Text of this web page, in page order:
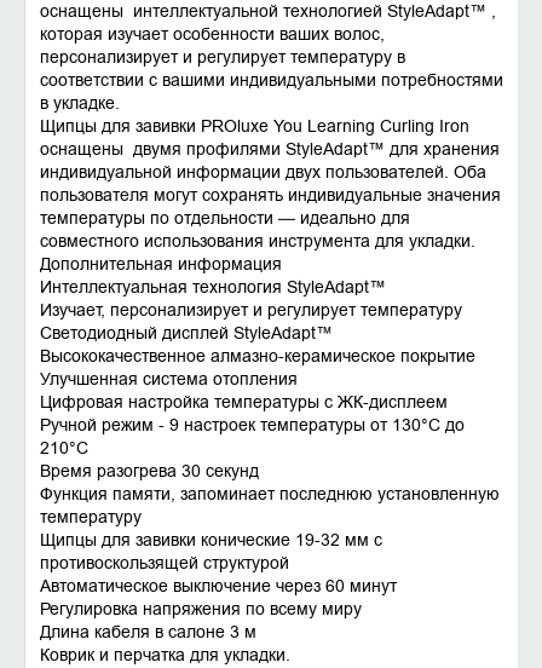
оснащены интеллектуальной технологией StyleAdapt™ ,
которая изучает особенности ваших волос,
персонализирует и регулирует температуру в
соответствии с вашими индивидуальными потребностями
в укладке.
Щипцы для завивки PROluxe You Learning Curling Iron
оснащены двумя профилями StyleAdapt™ для хранения
индивидуальной информации двух пользователей. Оба
пользователя могут сохранять индивидуальные значения
температуры по отдельности — идеально для
совместного использования инструмента для укладки.
Дополнительная информация
Интеллектуальная технология StyleAdapt™
Изучает, персонализирует и регулирует температуру
Светодиодный дисплей StyleAdapt™
Высококачественное алмазно-керамическое покрытие
Улучшенная система отопления
Цифровая настройка температуры с ЖК-дисплеем
Ручной режим - 9 настроек температуры от 130°C до
210°C
Время разогрева 30 секунд
Функция памяти, запоминает последнюю установленную
температуру
Щипцы для завивки конические 19-32 мм с
противоскользящей структурой
Автоматическое выключение через 60 минут
Регулировка напряжения по всему миру
Длина кабеля в салоне 3 м
Коврик и перчатка для укладки.